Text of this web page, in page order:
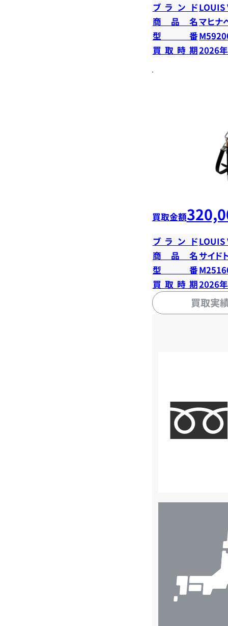
ブランドLOUIS
商品名マヒナ
型番
買取時期2026
買取金額
ブランドLOUIS
商品名 サイド
型番
買取時期2026
買取実